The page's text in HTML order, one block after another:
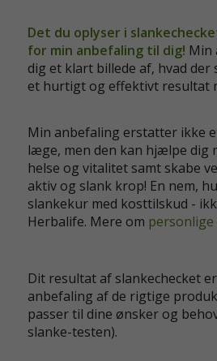
Det du oplyser i
for min anbefaling til dig! Min
dig et klart billede af, hvad
et hurtigt og effektivt resultat
Min anbefaling erstatter ikke
læge, men den kan hjælpe dig
helse og vitalitet samt skabe
aktiv og slank krop! En nem,
slankekur med kosttilskud -
Herbalife. Mere om
Dit resultat af slankechecket
anbefaling af de rigtige
passer til dine ønsker og
slanke-testen).